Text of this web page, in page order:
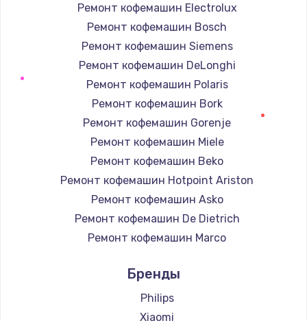
Замена термостата
3000 руб.
Заказать
Ремонт гидросистемы
2500 руб.
Заказать
Ремонт кофемолки
3000 руб.
Заказать
Замена кофемолки
Ремонт кофемашин Electrolux
Ремонт кофемашин Bosch
Ремонт кофемашин Siemens
Ремонт кофемашин DeLonghi
Ремонт кофемашин Polaris
Ремонт кофемашин Bork
Ремонт кофемашин Gorenje
Ремонт кофемашин Miele
Ремонт кофемашин Beko
Ремонт кофемашин Hotpoint Ariston
Ремонт кофемашин Asko
Ремонт кофемашин De Dietrich
Ремонт кофемашин Marco
Ремонт кофемашин Jura
Ремонт кофемашин Olympia
Ремонт кофемашин Saeco
Бренды
Philips
Xiaomi